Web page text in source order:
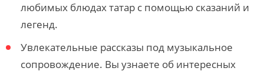
любимых блюдах татар с помощью сказаний и
легенд.
Увлекательные рассказы под музыкальное
сопровождение. Вы узнаете об интересных